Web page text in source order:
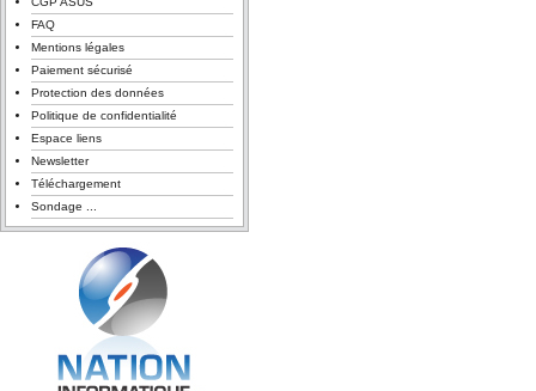
FAQ
Mentions légales
Paiement sécurisé
Protection des données
Politique de confidentialité
Espace liens
Newsletter
Téléchargement
Sondage ...